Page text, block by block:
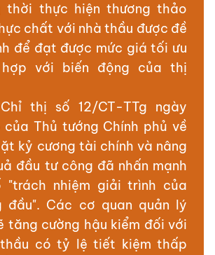
thời thực hiện thương thảo
chất với nhà thầu được đề
để đạt được mức giá tối ưu
với biến động của thị
thị số 12/CT-TTg ngày
Thủ tướng Chính phủ về
kỷ cương tài chính và nâng
đầu tư công đã nhấn mạnh
"trách nhiệm giải trình của
đầu". Các cơ quan quản lý
tăng cường hậu kiểm đối với
có tỷ lệ tiết kiệm thấp